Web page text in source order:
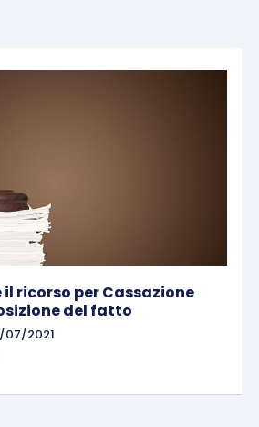
ricorso per Cassazione
del fatto
07/2021